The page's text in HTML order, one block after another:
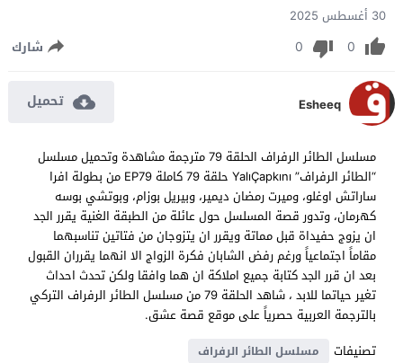
30 أغسطس 2025
0
0 شارك
Esheeq تحميل
مسلسل الطائر الرفراف الحلقة 79 مترجمة مشاهدة وتحميل مسلسل
“الطائر الرفراف” YalıÇapkını حلقة 79 كاملة EP79 من بطولة افرا
ساراتش اوغلو، وميرت رمضان ديمير، وبيريل بوزام، وبوتشي بوسه
كهرمان، وتدور قصة المسلسل حول عائلة من الطبقة الغنية يقرر الجد
ان يزوج حفيداة قبل مماتة ويقرر ان يتزوجان من فتاتين تناسبهما
مقاماً اجتماعياً ورغم رفض الشابان فكرة الزواج الا انهما يقرران القبول
بعد ان قرر الجد كتابة جميع املاكة ان هما وافقا ولكن تحدث احداث
تغير حياتما للابد ، شاهد الحلقة 79 من مسلسل الطائر الرفراف التركي
بالترجمة العربية حصرياً على موقع قصة عشق.
تصنيفات
مسلسل الطائر الرفراف